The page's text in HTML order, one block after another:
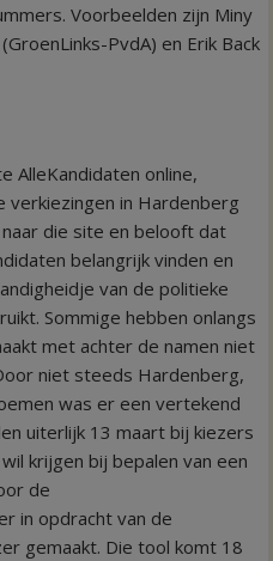
Voorbeelden zijn Miny
PvdA) en Erik Back
AlleKandidaten online,
verkiezingen in Hardenberg
die site en belooft dat
belangrijk vinden en
van de politieke
Sommige hebben onlangs
met achter de namen niet
niet steeds Hardenberg,
was er een vertekend
uiterlijk 13 maart bij kiezers
krijgen bij bepalen van een
de
in opdracht van de
gemaakt. Die tool komt 18